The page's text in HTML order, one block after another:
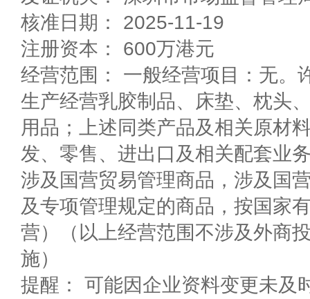
核准日期： 2025-11-19
注册资本： 600万港元
经营范围： 一般经营项目：无。
生产经营乳胶制品、床垫、枕头
用品；上述同类产品及相关原材
发、零售、进出口及相关配套业
涉及国营贸易管理商品，涉及国
及专项管理规定的商品，按国家
营）（以上经营范围不涉及外商
施）
提醒： 可能因企业资料变更未及